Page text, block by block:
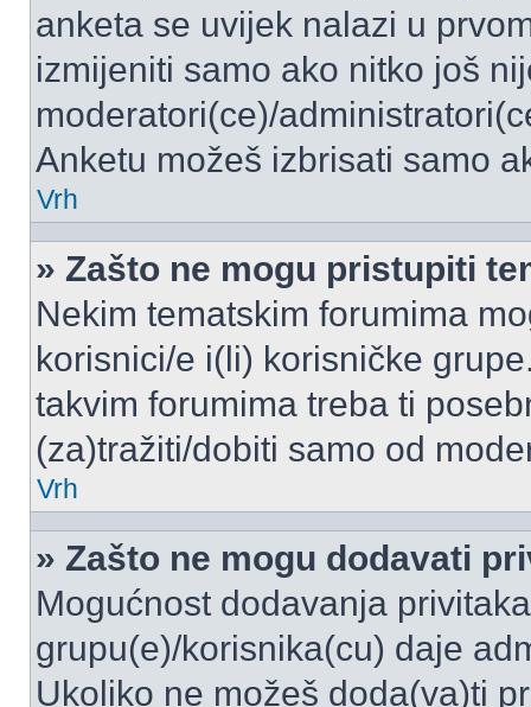
anketa se uvijek nalazi u
izmijeniti samo ako nitko još
moderatori(ce)/
Anketu možeš izbrisati samo
Vrh
» Zašto ne mogu pristupiti
Nekim tematskim forumima
korisnici/e i(li) korisničke
takvim forumima treba ti
(za)tražiti/dobiti samo od
Vrh
» Zašto ne mogu dodavati
Mogućnost dodavanja
grupu(e)/korisnika(cu) daje
Ukoliko ne možeš doda(va)ti